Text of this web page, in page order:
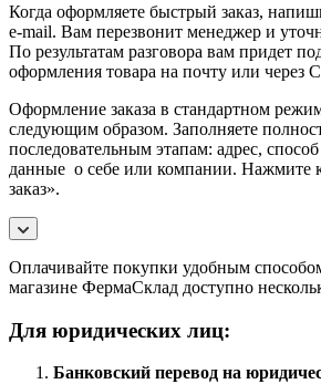
Когда оформляете быстрый заказ,
e-mail. Вам перезвонит менеджер и
По результатам разговора вам придет
оформления товара на почту или через
Оформление заказа в стандартном
следующим образом. Заполняете
последовательным этапам: адрес,
данные о себе или компании. Нажмите
заказ».
Оплачивайте покупки удобным
магазине ФермаСклад доступно
Для юридических лиц:
Банковский перевод на